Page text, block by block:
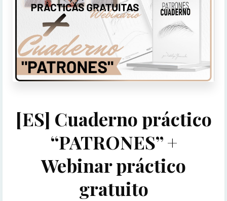
[ES] Cuaderno práctico
“PATRONES” +
Webinar práctico
gratuito